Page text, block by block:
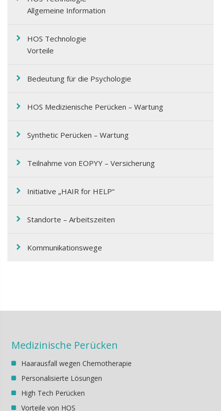
Allgemeine Information
HOS Technologie
Vorteile
Bedeutung für die Psychologie
HOS Medizienische Perücken – Wartung
Synthetic Perücken – Wartung
Teilnahme von EOPΥΥ – Versicherung
Initiative „HAIR for HELP“
Standorte – Arbeitszeiten
Kommunikationswege
Medizinische Perücken
Haarausfall wegen Chemotherapie
Personalisierte Lösungen
High Tech Perücken
Vorteile von HOS